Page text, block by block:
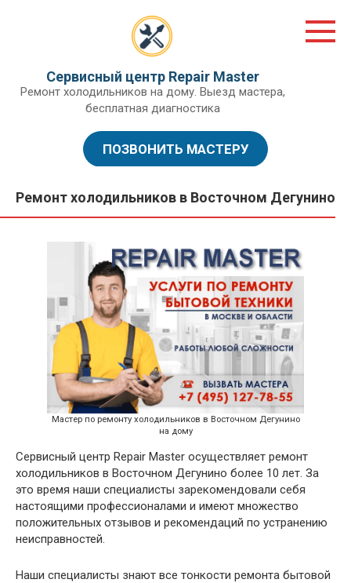
Сервисный центр Repair Master
Ремонт холодильников на дому. Выезд мастера,
бесплатная диагностика
ПОЗВОНИТЬ МАСТЕРУ
Ремонт холодильников в Восточном Дегунино
Мастер по ремонту холодильников в Восточном Дегунино
на дому
Сервисный центр Repair Master осуществляет ремонт
холодильников в Восточном Дегунино более 10 лет. За
это время наши специалисты зарекомендовали себя
настоящими профессионалами и имеют множество
положительных отзывов и рекомендаций по устранению
неисправностей.
Наши специалисты знают все тонкости ремонта бытовой